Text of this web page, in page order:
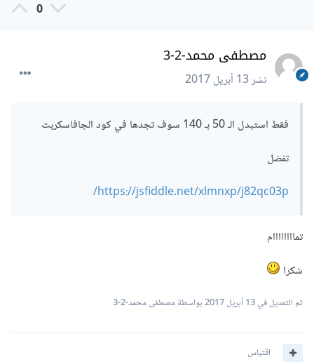
0
مصطفى محمد-2-3
نشر13 أبريل 2017
فقط استبدل الـ 50 بـ 140 سوف تجدها في كود الجافاسكربت
تفضل
https://jsfiddle.net/xlmnxp/j82qc03p/
تماااااااام
شكرا
تم التعديل في13 أبريل 2017 بواسطة مصطفى محمد-2-3
اقتباس